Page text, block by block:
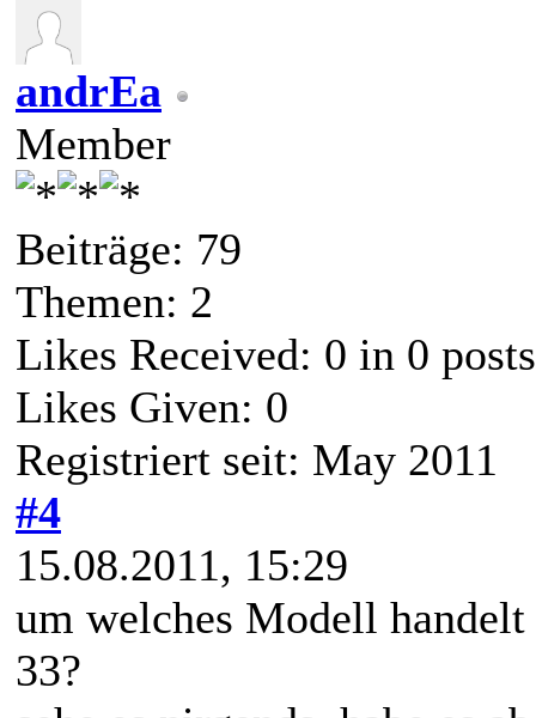
andrEa
Member
Beiträge: 79
Themen: 2
Likes Received: 0 in 0 posts
Likes Given: 0
Registriert seit: May 2011
#4
15.08.2011, 15:29
um welches Modell
33?